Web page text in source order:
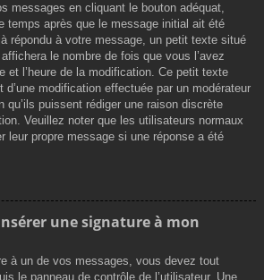
messages en cliquant le bouton adéquat,
temps après que le message initial ait été
répondu à votre message, un petit texte situé
le nombre de fois que vous l’avez
et l’heure de la modification. Ce petit texte
d’une modification effectuée par un modérateur
qu’ils puissent rédiger une raison discrète
Veuillez noter que les utilisateurs normaux
leur propre message si une réponse a été
une signature à mon
à un de vos messages, vous devez tout
le panneau de contrôle de l’utilisateur. Une